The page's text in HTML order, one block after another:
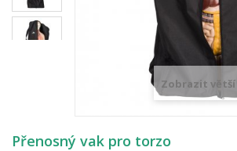
Zobrazit větší
Přenosný vak pro torzo